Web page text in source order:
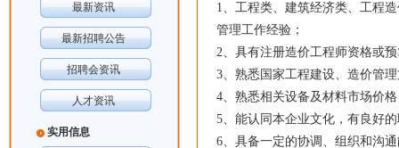
最新资讯
最新招聘公告
招聘会资讯
人才资讯
实用信息
1、工程类、建筑经济类、工程
管理工作经验；
2、具有注册造价工程师资格或
3、熟悉国家工程建设、造价管
4、熟悉相关设备及材料市场价
5、能认同本企业文化，有良好
6、具备一定的协调、组织和沟